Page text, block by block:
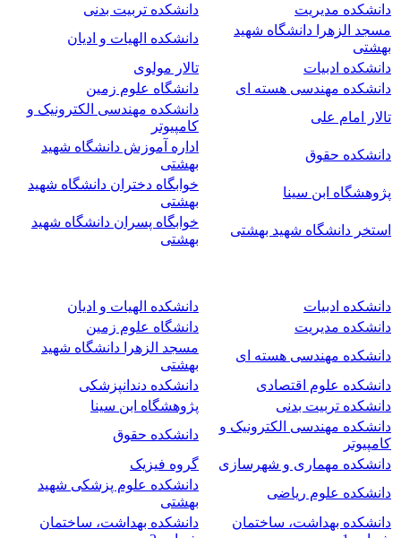
دانشکده مدیریت
دانشکده تربیت بدنی
مسجد الزهرا دانشگاه شهید
بهشتی
دانشکده الهیات و ادیان
دانشکده ادبیات
تالار مولوی
دانشکده مهندسی هسته ای
دانشگاه علوم زمین
تالار امام علی
دانشکده مهندسی الکترونیک و
کامپیوتر
دانشکده حقوق
اداره آموزش دانشگاه شهید
بهشتی
پژوهشگاه ابن سینا
خوابگاه دختران دانشگاه شهید
بهشتی
استخر دانشگاه شهید بهشتی
خوابگاه پسران دانشگاه شهید
بهشتی
دانشکده ادبیات
دانشکده الهیات و ادیان
دانشکده مدیریت
دانشگاه علوم زمین
دانشکده مهندسی هسته ای
مسجد الزهرا دانشگاه شهید
بهشتی
دانشکده علوم اقتصادی
دانشکده دندانپزشکی
دانشکده تربیت بدنی
پژوهشگاه ابن سینا
دانشکده مهندسی الکترونیک و
کامپیوتر
دانشکده حقوق
دانشکده مهماری و شهرسازی
گروه فیزیک
دانشکده علوم ریاضی
دانشکده علوم پزشکی شهید
بهشتی
دانشکده بهداشت، ساختمان
دانشکده بهداشت، ساختمان